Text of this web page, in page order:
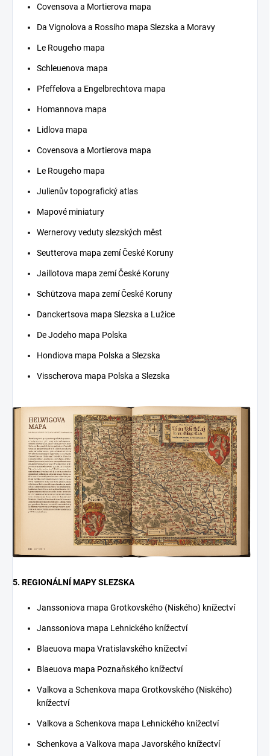
Covensova a Mortierova mapa
Da Vignolova a Rossiho mapa Slezska a Moravy
Le Rougeho mapa
Schleuenova mapa
Pfeffelova a Engelbrechtova mapa
Homannova mapa
Lidlova mapa
Covensova a Mortierova mapa
Le Rougeho mapa
Julienův topografický atlas
Mapové miniatury
Wernerovy veduty slezských měst
Seutterova mapa zemí České Koruny
Jaillotova mapa zemí České Koruny
Schützova mapa zemí České Koruny
Danckertsova mapa Slezska a Lužice
De Jodeho mapa Polska
Hondiova mapa Polska a Slezska
Visscherova mapa Polska a Slezska
5. REGIONÁLNÍ MAPY SLEZSKA
Janssoniova mapa Grotkovského (Niského) knížectví
Janssoniova mapa Lehnického knížectví
Blaeuova mapa Vratislavského knížectví
Blaeuova mapa Poznaňského knížectví
Valkova a Schenkova mapa Grotkovského (Niského)
knížectví
Valkova a Schenkova mapa Lehnického knížectví
Schenkova a Valkova mapa Javorského knížectví